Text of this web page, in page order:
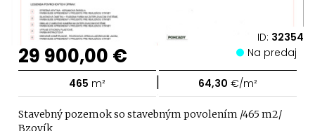
ID: 32354
29 900,00 € Na predaj
465 m² | 64,30 €/m²
Stavebný pozemok so stavebným povolením /465 m2/
Bzovík